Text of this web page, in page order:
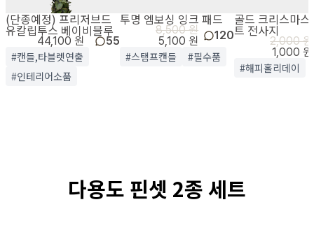
(단종예정) 프리저브드
유칼립투스 베이비블루
44,100 원 55
#캔들,타블렛연출
#인테리어소품
투명 엠보싱 잉크 패드
8,500 원
5,100 원
120
#스탬프캔들 #필수품
골드 크리스마
트 전사지
2,000 원
1,000 원
#해피홀리데이
다용도 핀셋 2종 세트